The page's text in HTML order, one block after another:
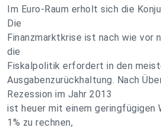
Im Euro-Raum erholt sich die
Die
Finanzmarktkrise ist nach wie vor
die
Fiskalpolitik erfordert in den
Ausgabenzurückhaltung. Nach
Rezession im Jahr 2013
ist heuer mit einem geringfügigen
1% zu rechnen,